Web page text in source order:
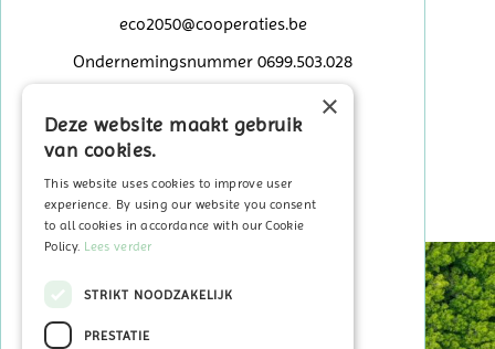
eco2050@cooperaties.be
Ondernemingsnummer 0699.503.028
Sitemap
Over ECO2050
Veelgestelde vragen
In de kijker
×
Deze website maakt gebruik
van cookies.
This website uses cookies to improve user
experience. By using our website you consent
to all cookies in accordance with our Cookie
Policy. Lees verder
STRIKT NOODZAKELIJK
PRESTATIE